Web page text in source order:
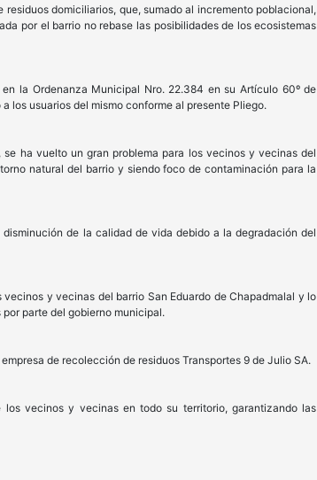
domiciliarios, que, sumado al incremento poblacional,
por el barrio no rebase las posibilidades de los ecosistemas
la Ordenanza Municipal Nro. 22.384 en su Artículo 60º de
los usuarios del mismo conforme al presente Pliego.
ha vuelto un gran problema para los vecinos y vecinas del
natural del barrio y siendo foco de contaminación para la
de la calidad de vida debido a la degradación del
y vecinas del barrio San Eduardo de Chapadmalal y lo
parte del gobierno municipal.
de recolección de residuos Transportes 9 de Julio SA.
los vecinos y vecinas en todo su territorio, garantizando las